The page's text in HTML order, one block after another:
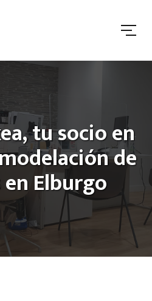
tu socio en
de
Elburgo